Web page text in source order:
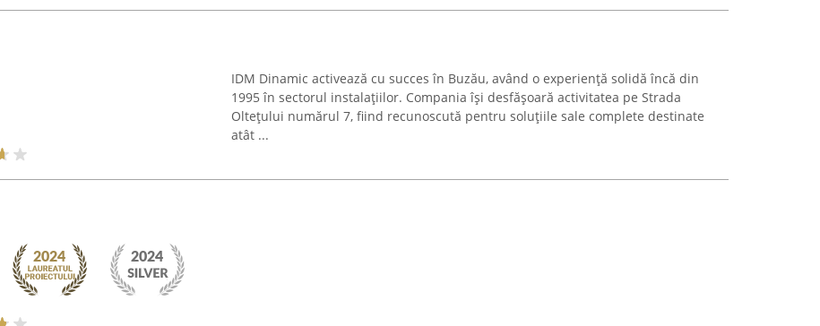
IDM Dinamic activează cu succes în Buzău, având o experiență solidă încă din
1995 în sectorul instalațiilor. Compania își desfășoară activitatea pe Strada
Oltețului numărul 7, fiind recunoscută pentru soluțiile sale complete destinate
atât ...